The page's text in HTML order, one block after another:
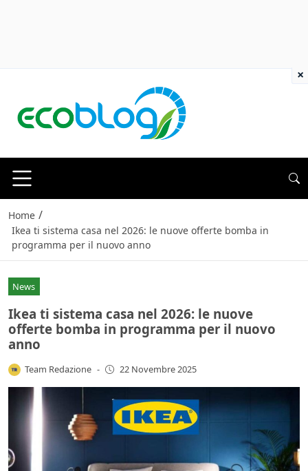
Home /
Ikea ti sistema casa nel 2026: le nuove offerte bomba in
programma per il nuovo anno
News
Ikea ti sistema casa nel 2026: le nuove
offerte bomba in programma per il nuovo
anno
Team Redazione - 22 Novembre 2025
×